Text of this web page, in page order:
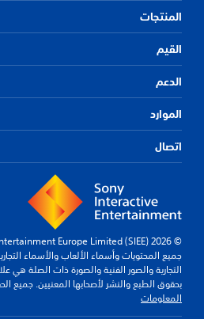
المنتجات
القيم
الدعم
الموارد
اتصال
© 2026 Sony Interactive Entertainment Europe Limited (SIEE)
جميع المحتويات وأسماء الألعاب والأسماء
التجارية والصور الفنية والصورة ذات الصلة هي
بحقوق الطبع والنشر لأصحابها المعنيين. جميع
المعلومات